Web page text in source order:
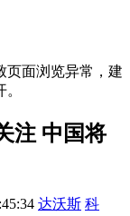
页面浏览异常，建
注 中国将
达沃斯 科